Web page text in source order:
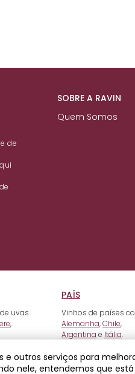
de
SOBRE A RAVIN
Quem Somos
uvas
,
PAÍS
Vinhos de países
Alemanha,Chile,
Argentina e Itália.
e outros serviços para
nele, entendemos que